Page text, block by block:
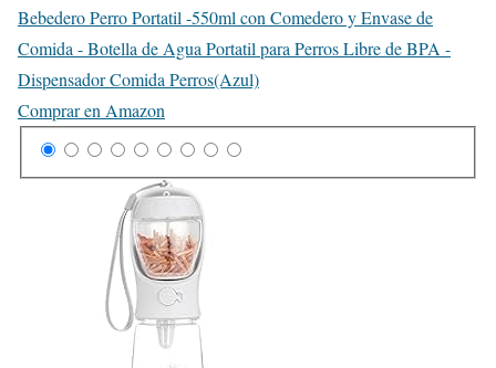
Bebedero Perro Portatil -550ml con Comedero y Envase de
Comida - Botella de Agua Portatil para Perros Libre de BPA -
Dispensador Comida Perros(Azul)
Comprar en Amazon